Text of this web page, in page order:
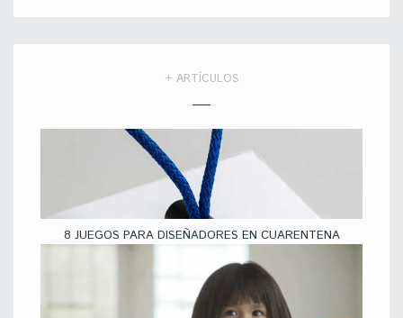
+ ARTÍCULOS
8 JUEGOS PARA DISEÑADORES EN CUARENTENA